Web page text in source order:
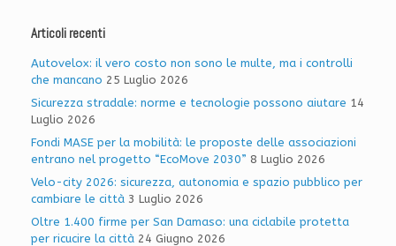
Articoli recenti
Autovelox: il vero costo non sono le multe, ma i controlli
che mancano 25 Luglio 2026
Sicurezza stradale: norme e tecnologie possono aiutare 14
Luglio 2026
Fondi MASE per la mobilità: le proposte delle associazioni
entrano nel progetto “EcoMove 2030” 8 Luglio 2026
Velo-city 2026: sicurezza, autonomia e spazio pubblico per
cambiare le città 3 Luglio 2026
Oltre 1.400 firme per San Damaso: una ciclabile protetta
per ricucire la città 24 Giugno 2026